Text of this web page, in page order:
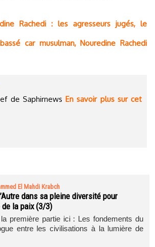
Rachedi : les agresseurs jugés, le
car musulman, Nouredine Rachedi
de SaphirnewsEn savoir plus sur cet
El Mahdi Krabch
dans sa pleine diversité pour
la paix (3/3)
première partie ici : Les fondements du
entre les civilisations à la lumière de